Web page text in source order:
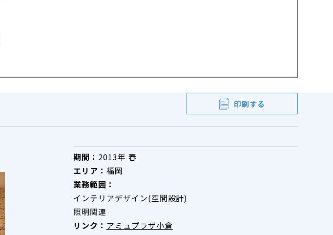
印刷する
期間： 2013年 春
エリア： 福岡
業務範囲：
インテリアデザイン(空間設計)
照明関連
リンク： アミュプラザ小倉